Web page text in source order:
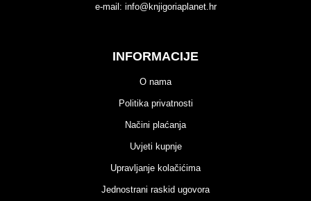
e-mail: info@knjigoriaplanet.hr
INFORMACIJE
O nama
Politika privatnosti
Načini plaćanja
Uvjeti kupnje
Upravljanje kolačićima
Jednostrani raskid ugovora